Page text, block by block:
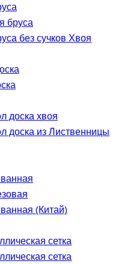
бруса
без сучков Хвоя
доска хвоя
доска из Лиственницы
(Китай)